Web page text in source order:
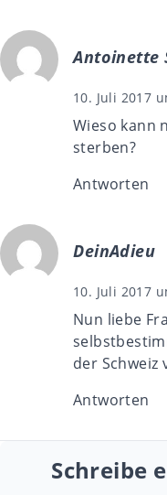
Antoinette
10. Juli 2017
Wieso kann
sterben?
Antworten
DeinAdieu
10. Juli 2017
Nun liebe
der Schweiz
Antworten
Schreibe